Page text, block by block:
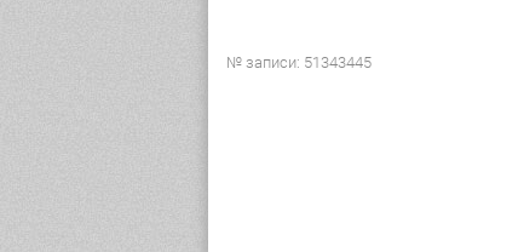
№ записи: 51343445